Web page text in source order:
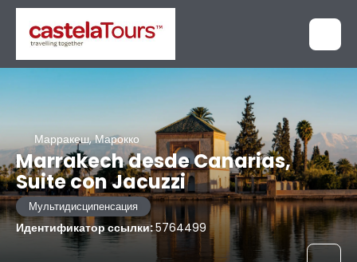
Марракеш, Марокко
Marrakech desde Canarias,
Suite con Jacuzzi
Мультидисципенсация
Идентификатор ссылки:5764499